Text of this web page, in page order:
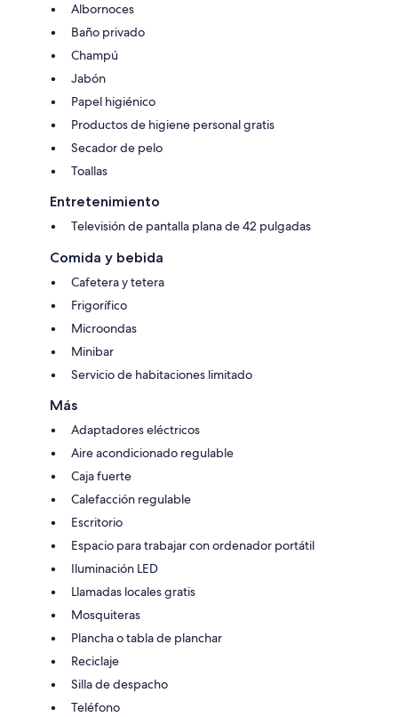
Albornoces
Baño privado
Champú
Jabón
Papel higiénico
Productos de higiene personal gratis
Secador de pelo
Toallas
Entretenimiento
Televisión de pantalla plana de 42 pulgadas
Comida y bebida
Cafetera y tetera
Frigorífico
Microondas
Minibar
Servicio de habitaciones limitado
Más
Adaptadores eléctricos
Aire acondicionado regulable
Caja fuerte
Calefacción regulable
Escritorio
Espacio para trabajar con ordenador portátil
Iluminación LED
Llamadas locales gratis
Mosquiteras
Plancha o tabla de planchar
Reciclaje
Silla de despacho
Teléfono